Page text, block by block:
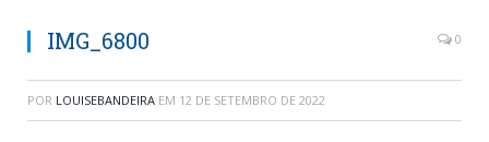
IMG_6800 0
POR LOUISEBANDEIRA EM 12 DE SETEMBRO DE 2022